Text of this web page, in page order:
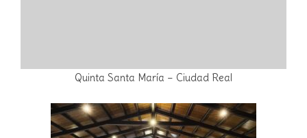
Quinta Santa María – Ciudad Real